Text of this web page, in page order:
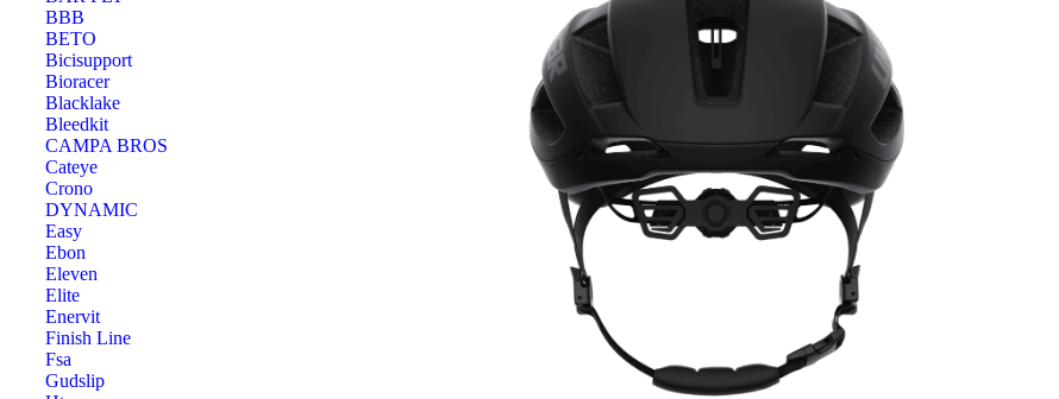
BBB
BETO
Bicisupport
Bioracer
Blacklake
Bleedkit
CAMPA BROS
Cateye
Crono
DYNAMIC
Easy
Ebon
Eleven
Elite
Enervit
Finish Line
Fsa
Gudslip